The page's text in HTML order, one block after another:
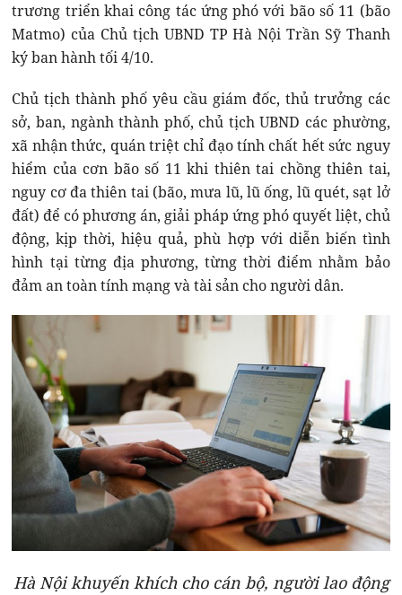
trương triển khai công tác ứng phó với bão số 11 (bão
Matmo) của Chủ tịch UBND TP Hà Nội Trần Sỹ Thanh
ký ban hành tối 4/10.
Chủ tịch thành phố yêu cầu giám đốc, thủ trưởng các
sở, ban, ngành thành phố, chủ tịch UBND các phường,
xã nhận thức, quán triệt chỉ đạo tính chất hết sức nguy
hiểm của cơn bão số 11 khi thiên tai chồng thiên tai,
nguy cơ đa thiên tai (bão, mưa lũ, lũ ống, lũ quét, sạt lở
đất) để có phương án, giải pháp ứng phó quyết liệt, chủ
động, kịp thời, hiệu quả, phù hợp với diễn biến tình
hình tại từng địa phương, từng thời điểm nhằm bảo
đảm an toàn tính mạng và tài sản cho người dân.
Hà Nội khuyến khích cho cán bộ, người lao động